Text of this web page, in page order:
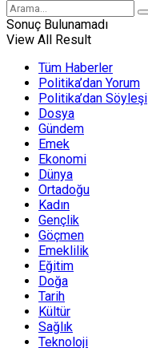
Sonuç Bulunamadı
View All Result
Tüm Haberler
Politika’dan Yorum
Politika’dan Söyleşi
Dosya
Gündem
Emek
Ekonomi
Dünya
Ortadoğu
Kadın
Gençlik
Göçmen
Emeklilik
Eğitim
Doğa
Tarih
Kültür
Sağlık
Teknoloji